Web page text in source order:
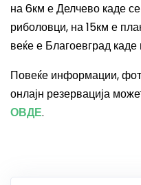
на 6км е Делчево каде
риболовци, на 15км е
веќе е Благоевград
Повеќе информации,
онлајн резервација
ОВДЕ.